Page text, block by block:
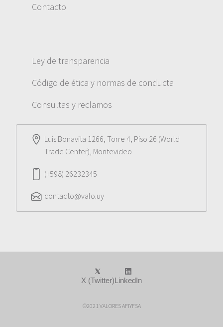
Contacto
Ley de transparencia
Código de ética y normas de conducta
Consultas y reclamos
Luis Bonavita 1266, Torre 4, Piso 26 (World
Trade Center), Montevideo
(+598) 26232345
contacto@valo.uy
©2021 VALORES AFIYFSA
X (Twitter)LinkedIn